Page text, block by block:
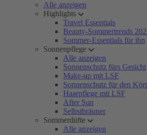
Alle anzeigen
Highlights
Travel Essentials
Beauty-Sommertrends
Sommer-Essentials für ihn
Sonnenpflege
Alle anzeigen
Sonnenschutz fürs Gesicht
Make-up mit LSF
Sonnenschutz für den
Haarpflege mit LSF
After Sun
Selbstbräuner
Sommerdüfte
Alle anzeigen